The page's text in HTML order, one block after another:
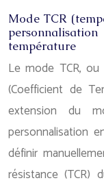
Mode TCR
température
Le mode TCR,
(Coefficient de
extension du
personnalisation
définir
résistance (TCR)